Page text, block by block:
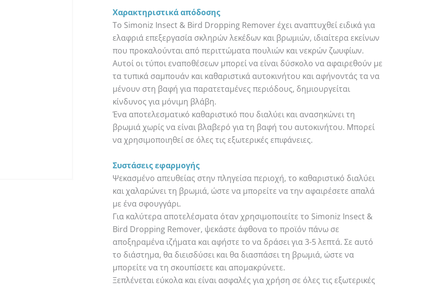
Χαρακτηριστικά απόδοσης
Το Simoniz Insect & Bird Dropping Remover έχει αναπτυχθεί ειδικά για
ελαφριά επεξεργασία σκληρών λεκέδων και βρωμιών, ιδιαίτερα εκείνων
που προκαλούνται από περιττώματα πουλιών και νεκρών ζωυφίων.
Αυτοί οι τύποι εναποθέσεων μπορεί να είναι δύσκολο να αφαιρεθούν με
τα τυπικά σαμπουάν και καθαριστικά αυτοκινήτου και αφήνοντάς τα να
μένουν στη βαφή για παρατεταμένες περιόδους, δημιουργείται
κίνδυνος για μόνιμη βλάβη.
Ένα αποτελεσματικό καθαριστικό που διαλύει και ανασηκώνει τη
βρωμιά χωρίς να είναι βλαβερό για τη βαφή του αυτοκινήτου. Μπορεί
να χρησιμοποιηθεί σε όλες τις εξωτερικές επιφάνειες.
Συστάσεις εφαρμογής
Ψεκασμένο απευθείας στην πληγείσα περιοχή, το καθαριστικό διαλύει
και χαλαρώνει τη βρωμιά, ώστε να μπορείτε να την αφαιρέσετε απαλά
με ένα σφουγγάρι.
Για καλύτερα αποτελέσματα όταν χρησιμοποιείτε το Simoniz Insect &
Bird Dropping Remover, ψεκάστε άφθονα το προϊόν πάνω σε
αποξηραμένα ιζήματα και αφήστε το να δράσει για 3-5 λεπτά. Σε αυτό
το διάστημα, θα διεισδύσει και θα διασπάσει τη βρωμιά, ώστε να
μπορείτε να τη σκουπίσετε και απομακρύνετε.
Ξεπλένεται εύκολα και είναι ασφαλές για χρήση σε όλες τις εξωτερικές